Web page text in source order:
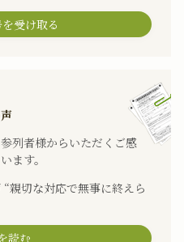
受け取る
列者様からいただくご感
ます。
親切な対応で無事に終えら
読む